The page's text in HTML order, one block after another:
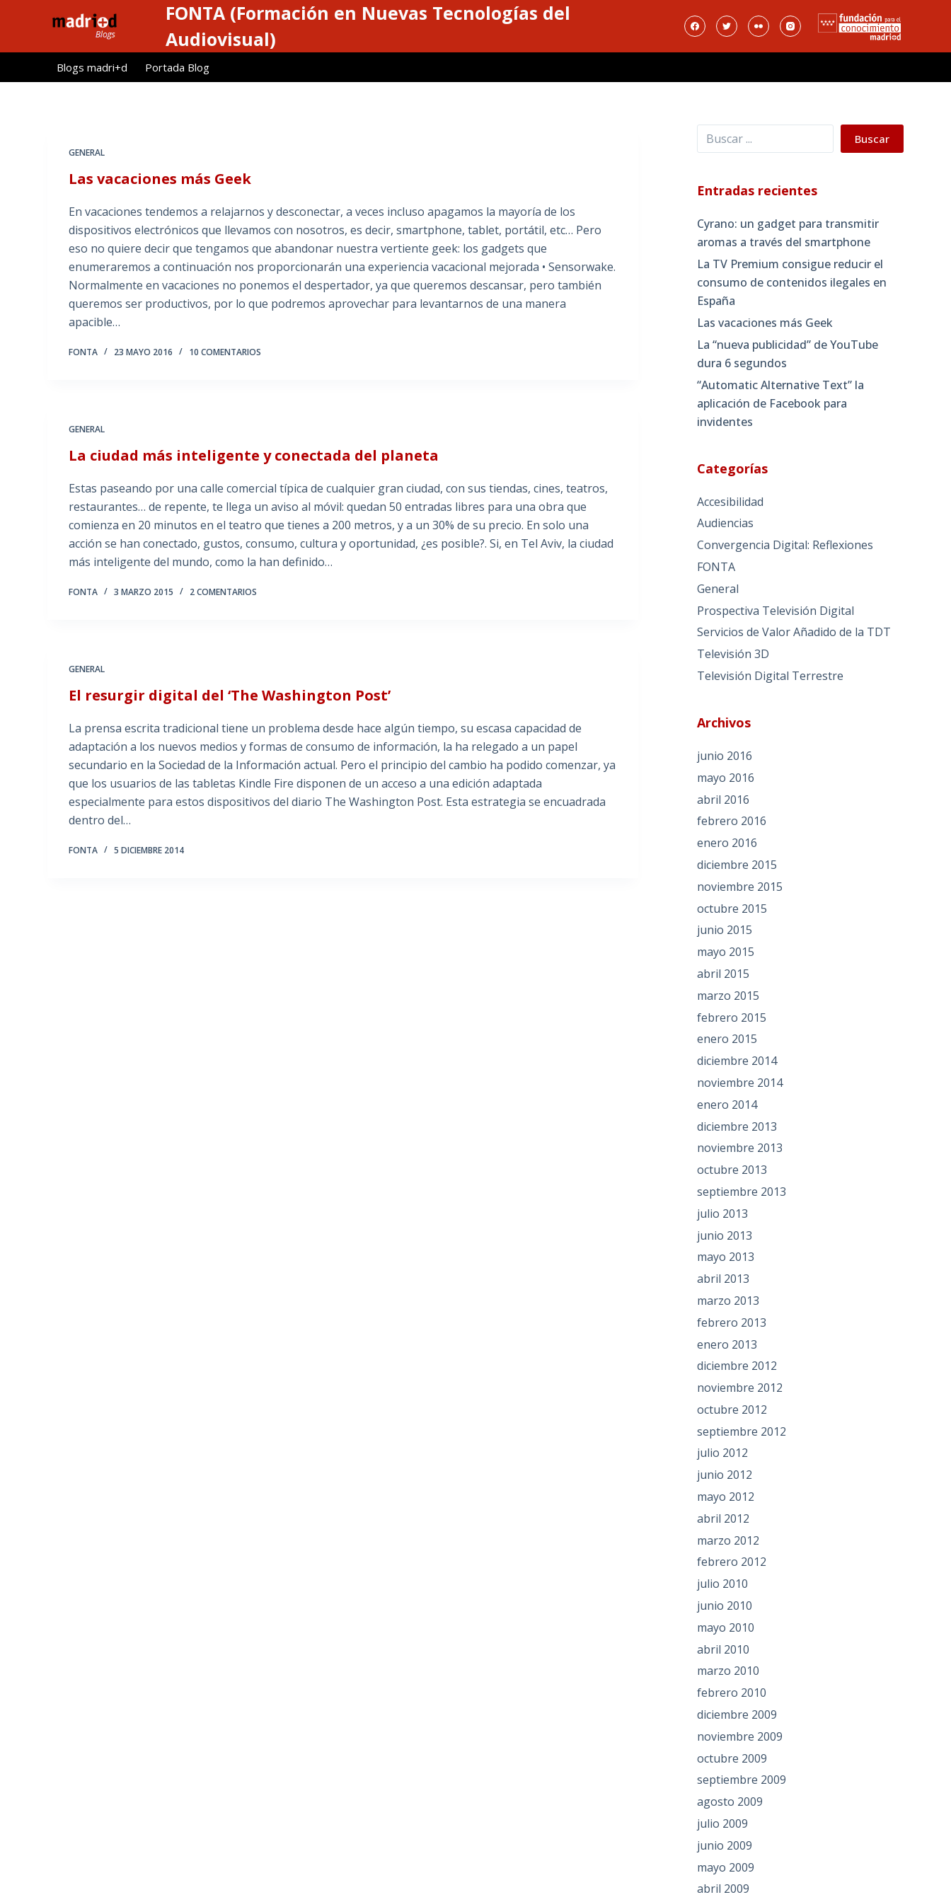
l
FONTA (Formación en Nuevas Tecnologías del
Audiovisual)
Blogs madri+d Portada Blog
GENERAL
Las vacaciones más Geek
En vacaciones tendemos a relajarnos y desconectar, a veces incluso apagamos la mayoría de los
dispositivos electrónicos que llevamos con nosotros, es decir, smartphone, tablet, portátil, etc… Pero
eso no quiere decir que tengamos que abandonar nuestra vertiente geek: los gadgets que
enumeraremos a continuación nos proporcionarán una experiencia vacacional mejorada • Sensorwake.
Normalmente en vacaciones no ponemos el despertador, ya que queremos descansar, pero también
queremos ser productivos, por lo que podremos aprovechar para levantarnos de una manera
apacible…
FONTA 23 MAYO 2016 10 COMENTARIOS
GENERAL
La ciudad más inteligente y conectada del planeta
Estas paseando por una calle comercial típica de cualquier gran ciudad, con sus tiendas, cines, teatros,
restaurantes… de repente, te llega un aviso al móvil: quedan 50 entradas libres para una obra que
comienza en 20 minutos en el teatro que tienes a 200 metros, y a un 30% de su precio. En solo una
acción se han conectado, gustos, consumo, cultura y oportunidad, ¿es posible?. Si, en Tel Aviv, la ciudad
más inteligente del mundo, como la han definido…
FONTA 3 MARZO 2015 2 COMENTARIOS
GENERAL
El resurgir digital del ‘The Washington Post’
La prensa escrita tradicional tiene un problema desde hace algún tiempo, su escasa capacidad de
adaptación a los nuevos medios y formas de consumo de información, la ha relegado a un papel
secundario en la Sociedad de la Información actual. Pero el principio del cambio ha podido comenzar, ya
que los usuarios de las tabletas Kindle Fire disponen de un acceso a una edición adaptada
especialmente para estos dispositivos del diario The Washington Post. Esta estrategia se encuadrada
dentro del…
FONTA 5 DICIEMBRE 2014
Buscar Buscar
Entradas recientes
Cyrano: un gadget para transmitir
aromas a través del smartphone
La TV Premium consigue reducir el
consumo de contenidos ilegales en
España
Las vacaciones más Geek
La “nueva publicidad” de YouTube
dura 6 segundos
“Automatic Alternative Text” la
aplicación de Facebook para
invidentes
Categorías
Accesibilidad
Audiencias
Convergencia Digital: Reflexiones
FONTA
General
Prospectiva Televisión Digital
Servicios de Valor Añadido de la TDT
Televisión 3D
Televisión Digital Terrestre
Archivos
junio 2016
mayo 2016
abril 2016
febrero 2016
enero 2016
diciembre 2015
noviembre 2015
octubre 2015
junio 2015
mayo 2015
abril 2015
marzo 2015
febrero 2015
enero 2015
diciembre 2014
noviembre 2014
enero 2014
diciembre 2013
noviembre 2013
octubre 2013
septiembre 2013
julio 2013
junio 2013
mayo 2013
abril 2013
marzo 2013
febrero 2013
enero 2013
diciembre 2012
noviembre 2012
octubre 2012
septiembre 2012
julio 2012
junio 2012
mayo 2012
abril 2012
marzo 2012
febrero 2012
julio 2010
junio 2010
mayo 2010
abril 2010
marzo 2010
febrero 2010
diciembre 2009
noviembre 2009
octubre 2009
septiembre 2009
agosto 2009
julio 2009
junio 2009
mayo 2009
abril 2009